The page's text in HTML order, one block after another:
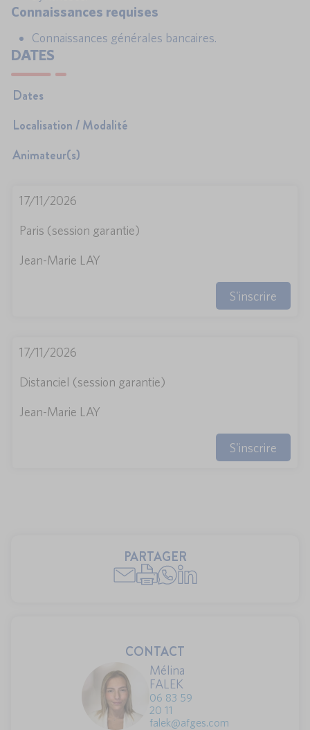
Connaissances requises
Connaissances générales bancaires.
DATES
Dates
Localisation / Modalité
Animateur(s)
17/11/2026
Paris (session garantie)
Jean-Marie LAY
S'inscrire
17/11/2026
Distanciel (session garantie)
Jean-Marie LAY
S'inscrire
PARTAGER
CONTACT
Mélina
FALEK
06 83 59
20 11
falek@afges.com